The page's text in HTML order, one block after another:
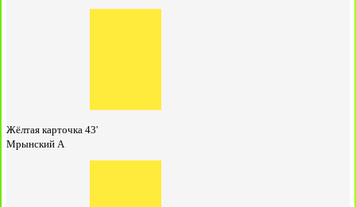
Жёлтая карточка 43'
Мрынский А